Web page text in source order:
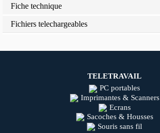
Fiche technique
Fichiers telechargeables
TELETRAVAIL
PC portables
Imprimantes & Scanners
Ecrans
Sacoches & Housses
Souris sans fil